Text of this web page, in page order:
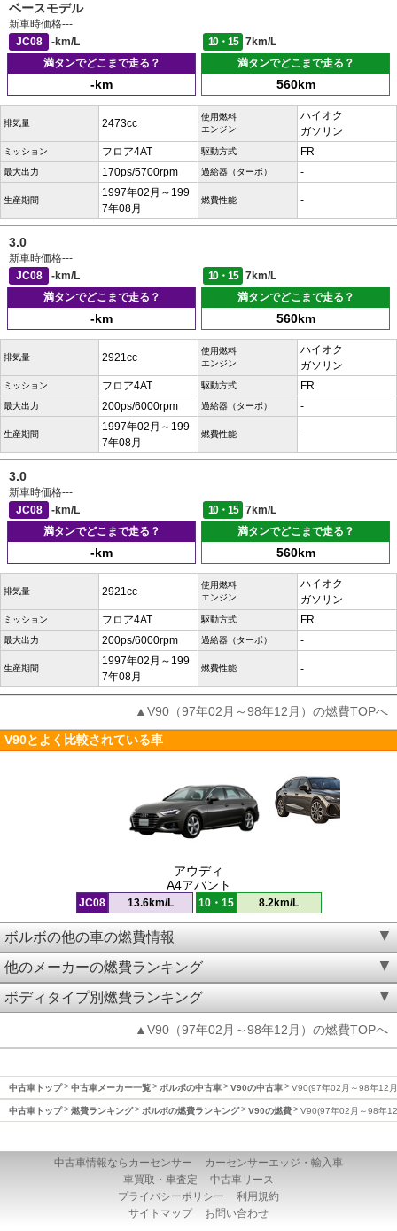
ベースモデル
新車時価格---
JC08
-km/L 10・15
7km/L
満タンでどこまで走る？
-km
満タンでどこまで走る？
560km
排気量 2473cc
使用燃料
エンジン
ハイオク
ガソリン
ミッション フロア4AT 駆動方式 FR
最大出力 170ps/5700rpm 過給器（ターボ） -
生産期間
1997年02月～199
7年08月
燃費性能 -
3.0
新車時価格---
JC08
-km/L 10・15
7km/L
満タンでどこまで走る？
-km
満タンでどこまで走る？
560km
排気量 2921cc
使用燃料
エンジン
ハイオク
ガソリン
ミッション フロア4AT 駆動方式 FR
最大出力 200ps/6000rpm 過給器（ターボ） -
生産期間
1997年02月～199
7年08月
燃費性能 -
3.0
新車時価格---
JC08
-km/L 10・15
7km/L
満タンでどこまで走る？
-km
満タンでどこまで走る？
560km
排気量 2921cc
使用燃料
エンジン
ハイオク
ガソリン
ミッション フロア4AT 駆動方式 FR
最大出力 200ps/6000rpm 過給器（ターボ） -
生産期間
1997年02月～199
7年08月
燃費性能 -
▲V90（97年02月～98年12月）の燃費TOPへ
V90とよく比較されている車
アウディ
A4アバント
JC08 13.6km/L 10・15 8.2km/L
ボルボの他の車の燃費情報
他のメーカーの燃費ランキング
ボディタイプ別燃費ランキング
▲V90（97年02月～98年12月）の燃費TOPへ
中古車トップ 中古車メーカー一覧 ボルボの中古車 V90の中古車 V90(97年02月～98年12
中古車トップ 燃費ランキング ボルボの燃費ランキング V90の燃費 V90(97年02月～98年
中古車情報ならカーセンサー
カーセンサーエッジ・輸入車
車買取・車査定
中古車リース
プライバシーポリシー
利用規約
サイトマップ
お問い合わせ